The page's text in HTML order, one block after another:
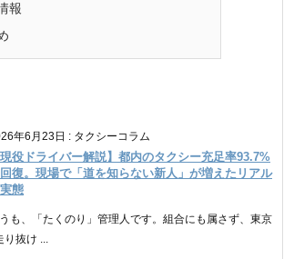
報
年6月23日 : タクシーコラム
現役ドライバー解説】都内のタクシー充足率93.7%
復。現場で「道を知らない新人」が増えたリアル
態
も、「たくのり」管理人です。組合にも属さず、東京
抜け ...